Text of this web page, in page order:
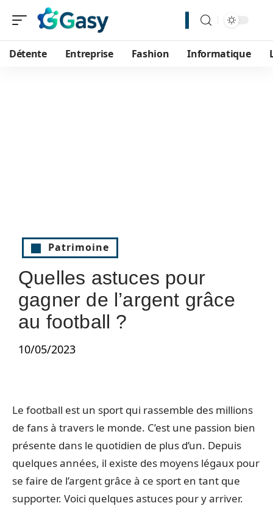
Détente Entreprise Fashion Informatique
Patrimoine
Quelles astuces pour
gagner de l’argent grâce
au football ?
10/05/2023
Le football est un sport qui rassemble des millions
de fans à travers le monde. C’est une passion bien
présente dans le quotidien de plus d’un. Depuis
quelques années, il existe des moyens légaux pour
se faire de l’argent grâce à ce sport en tant que
supporter. Voici quelques astuces pour y arriver.